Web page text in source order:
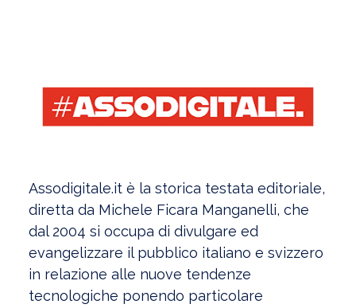
Assodigitale.it è la storica testata editoriale,
diretta da Michele Ficara Manganelli, che
dal 2004 si occupa di divulgare ed
evangelizzare il pubblico italiano e svizzero
in relazione alle nuove tendenze
tecnologiche ponendo particolare